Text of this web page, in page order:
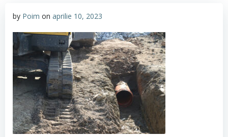
by Poim on aprilie 10, 2023